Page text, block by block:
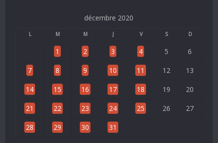
décembre 2020
L M M J V S D
1 2 3 4 5 6
7 8 9 10 11 12 13
14 15 16 17 18 19 20
21 22 23 24 25 26 27
28 29 30 31